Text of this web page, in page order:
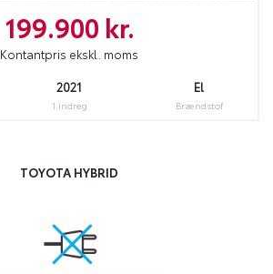
199.900 kr.
Kontantpris ekskl. moms
2021
1.indreg
El
Brændstof
TOYOTA HYBRID